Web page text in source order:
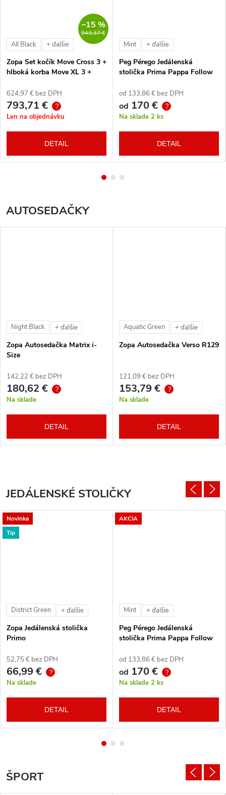
943,37 €
–15 %
All Black + ďalšie
Zopa Set kočík Move Cross 3 +
hlboká korba Move XL 3 +
vlastného výberu + báza
624,97 € bez DPH
793,71 € ?
Len na objednávku
DETAIL
Mint + ďalšie
Peg Pérego Jedálenská
stolička Prima Pappa Follow
od 133,86 € bez DPH
od 170 € ?
Na sklade 2 ks
DETAIL
AUTOSEDAČKY
Night Black + ďalšie
Zopa Autosedačka Matrix i-
Size
142,22 € bez DPH
180,62 € ?
Na sklade
DETAIL
Aquatic Green + ďalšie
Zopa Autosedačka Verso R129
121,09 € bez DPH
153,79 € ?
Na sklade
DETAIL
JEDÁLENSKÉ STOLIČKY
Novinka
Tip
District Green + ďalšie
Zopa Jedálenská stolička
Primo
52,75 € bez DPH
66,99 € ?
Na sklade
DETAIL
AKCIA
Mint + ďalšie
Peg Pérego Jedálenská
stolička Prima Pappa Follow
od 133,86 € bez DPH
od 170 € ?
Na sklade 2 ks
DETAIL
ŠPORT